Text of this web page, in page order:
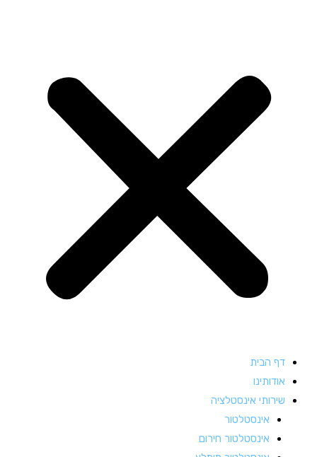
דף הבית
אודותינו
שירותי אינסטלציה
אינסטלטור
אינסטלטור חירום